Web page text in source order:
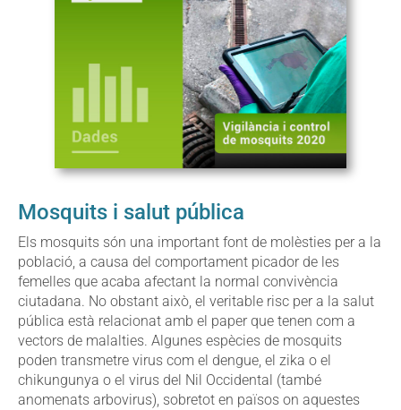
Mosquits i salut pública
Els mosquits són una important font de molèsties per a la
població, a causa del comportament picador de les
femelles que acaba afectant la normal convivència
ciutadana. No obstant això, el veritable risc per a la salut
pública està relacionat amb el paper que tenen com a
vectors de malalties. Algunes espècies de mosquits
poden transmetre virus com el dengue, el zika o el
chikungunya o el virus del Nil Occidental (també
anomenats arbovirus), sobretot en països on aquestes